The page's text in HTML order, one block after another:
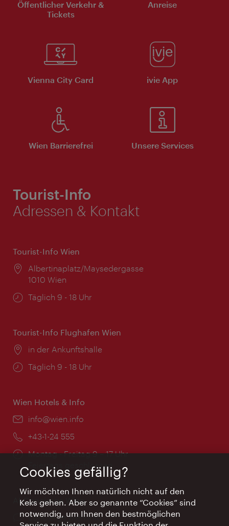
Öffentlicher Verkehr &
Tickets
Anreise
Vienna City Card ivie App
Wien Barrierefrei Unsere Services
Tourist-Info
Adressen & Kontakt
Tourist-Info Wien
Ort:
Albertinaplatz/Maysedergasse
1010 Wien
Öffnungszeiten:
Täglich 9 - 18 Uhr
Tourist-Info Flughafen Wien
Ort:
in der Ankunftshalle
Öffnungszeiten:
Täglich 9 - 18 Uhr
Wien Hotels & Info
Email:
info@wien.info
Telefon:
+43-1-24 555
Öffnungszeiten:
Montag - Freitag 9 – 17 Uhr
Feiertags geschlossen
AI Concierge Wien
Ort:
concierge.wien.info
Cookies gefällig?
Wir möchten Ihnen natürlich nicht auf den
Keks gehen. Aber so genannte “Cookies” sind
notwendig, um Ihnen den bestmöglichen